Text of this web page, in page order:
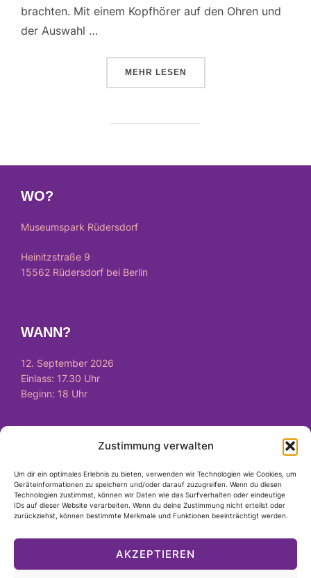
Zustimmung verwalten
Um dir ein optimales Erlebnis zu bieten, verwenden wir Technologien wie Cookies, um
Geräteinformationen zu speichern und/oder darauf zuzugreifen. Wenn du diesen
Technologien zustimmst, können wir Daten wie das Surfverhalten oder eindeutige
IDs auf dieser Website verarbeiten. Wenn du deine Zustimmung nicht erteilst oder
zurückziehst, können bestimmte Merkmale und Funktionen beeinträchtigt werden.
AKZEPTIEREN
brachten. Mit einem Kopfhörer auf den Ohren und
der Auswahl …
MEHR ÜBER „MAGIC SILENCE 2023:
LESEN
WO?
Museumspark Rüdersdorf
Heinitzstraße 9
15562 Rüdersdorf bei Berlin
WANN?
12. September 2026
Einlass: 17.30 Uhr
Beginn: 18 Uhr
Ticketshierverfügbar